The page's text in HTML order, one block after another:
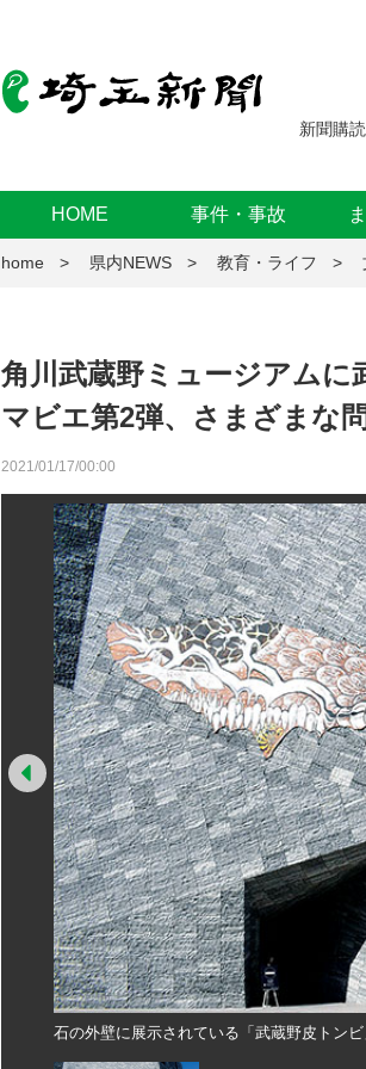
新聞購読
HOME 事件・事故
home 県内NEWS 教育・ライフ
角川武蔵野ミュージアム
マビエ第2弾、さまざまな
2021/01/17/00:00
石の外壁に展示されている「武蔵野皮トン
Prev